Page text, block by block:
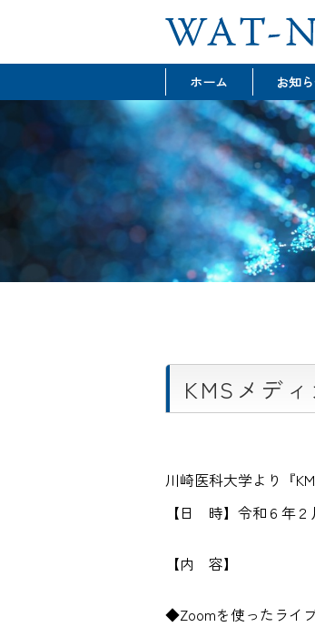
ホーム お知
最
グラ
イベ
KMSメデ
川崎医科大学より『
【日 時】令和６年
【内 容】
◆Zoomを使ったライ